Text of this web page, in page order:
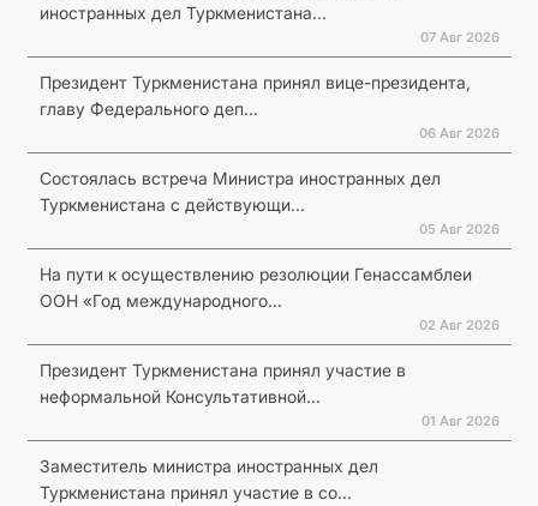
иностранных дел Туркменистана...
07 Авг 2026
Президент Туркменистана принял вице-президента,
главу Федерального деп...
06 Авг 2026
Состоялась встреча Министра иностранных дел
Туркменистана с действующи...
05 Авг 2026
На пути к осуществлению резолюции Генассамблеи
ООН «Год международного...
02 Авг 2026
Президент Туркменистана принял участие в
неформальной Консультативной...
01 Авг 2026
Заместитель министра иностранных дел
Туркменистана принял участие в со...